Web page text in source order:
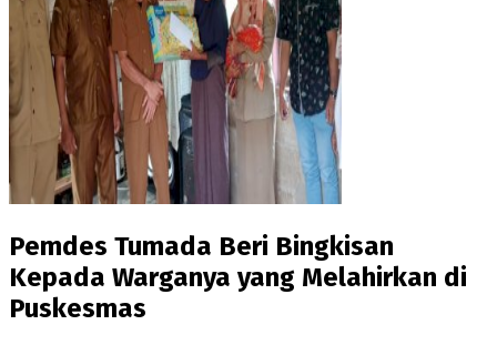
Pemdes Tumada Beri Bingkisan
Kepada Warganya yang Melahirkan di
Puskesmas